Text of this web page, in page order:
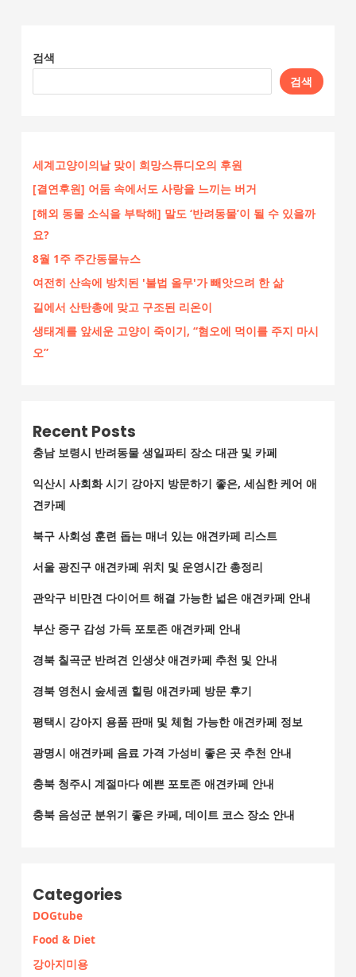
검색
검색
세계고양이의날 맞이 희망스튜디오의 후원
[결연후원] 어둠 속에서도 사랑을 느끼는 버거
[해외 동물 소식을 부탁해] 말도 ‘반려동물’이 될 수 있을까
요?
8월 1주 주간동물뉴스
여전히 산속에 방치된 '불법 올무'가 빼앗으려 한 삶
길에서 산탄총에 맞고 구조된 리온이
생태계를 앞세운 고양이 죽이기, “혐오에 먹이를 주지 마시
오”
Recent Posts
충남 보령시 반려동물 생일파티 장소 대관 및 카페
익산시 사회화 시기 강아지 방문하기 좋은, 세심한 케어 애
견카페
북구 사회성 훈련 돕는 매너 있는 애견카페 리스트
서울 광진구 애견카페 위치 및 운영시간 총정리
관악구 비만견 다이어트 해결 가능한 넓은 애견카페 안내
부산 중구 감성 가득 포토존 애견카페 안내
경북 칠곡군 반려견 인생샷 애견카페 추천 및 안내
경북 영천시 숲세권 힐링 애견카페 방문 후기
평택시 강아지 용품 판매 및 체험 가능한 애견카페 정보
광명시 애견카페 음료 가격 가성비 좋은 곳 추천 안내
충북 청주시 계절마다 예쁜 포토존 애견카페 안내
충북 음성군 분위기 좋은 카페, 데이트 코스 장소 안내
Categories
DOGtube
Food & Diet
강아지미용